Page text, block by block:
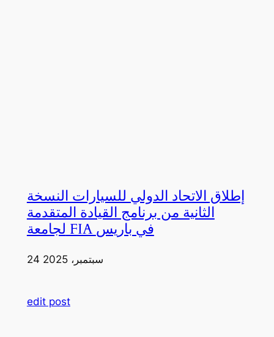
إطلاق الاتحاد الدولي للسيارات النسخة
الثانية من برنامج القيادة المتقدمة
لجامعة FIA في باريس
24 سبتمبر، 2025
edit post